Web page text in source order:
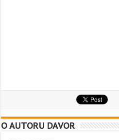
O AUTORU DAVOR